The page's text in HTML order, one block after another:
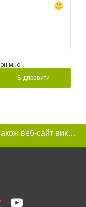
Відправити
Цей сайт використовує «cookies». Також веб-сайт використовує інтернет-сервіс для збору технічних даних стосовно відвідувачів з метою отримання маркетингової та статистичної інформації. Умови обробки даних відвідувачів сайту див.